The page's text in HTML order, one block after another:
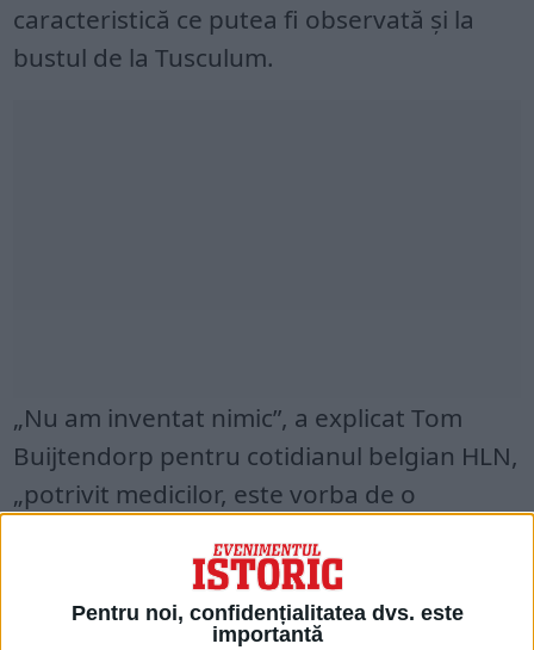
Pentru noi, confidențialitatea dvs. este
importantă
caracteristică ce putea fi observată și la
bustul de la Tusculum.
„Nu am inventat nimic”, a explicat Tom
Buijtendorp pentru cotidianul belgian HLN,
„potrivit medicilor, este vorba de o
La rândul ei, Maja d’Hollosis a explicat de